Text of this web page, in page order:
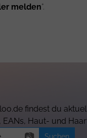
melden".
findest du
EANs, Haut- und